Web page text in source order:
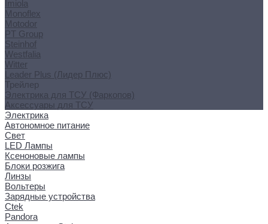
Imiola
Monoflex
Motodor
PT Group
Steinhof
Westfalia
Witter
Leader Plus (Лидер Плюс)
Трейлер
Электрика для ТСУ (Фаркопов)
Аксессуары для ТСУ
Электрика
Автономное питание
Свет
LED Лампы
Ксеноновые лампы
Блоки розжига
Линзы
Вольтеры
Зарядные устройства
Ctek
Pandora